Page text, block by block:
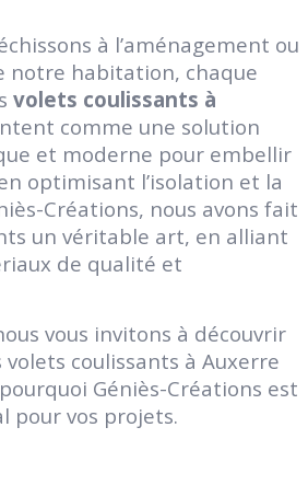
à l’aménagement ou
notre habitation, chaque
volets coulissants à
comme une solution
et moderne pour embellir
optimisant l’isolation et la
Créations, nous avons fait
un véritable art, en alliant
de qualité et
vous invitons à découvrir
volets coulissants à Auxerre
Géniès-Créations est
pour vos projets.